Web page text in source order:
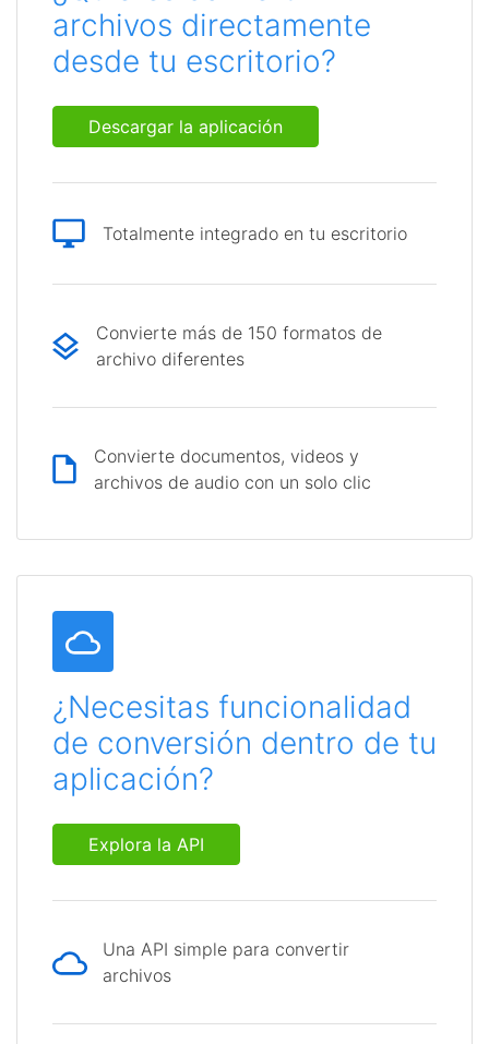
archivos directamente
desde tu escritorio?
Descargar la aplicación
Totalmente integrado en tu escritorio
Convierte más de 150 formatos de
archivo diferentes
Convierte documentos, videos y
archivos de audio con un solo clic
¿Necesitas funcionalidad
de conversión dentro de tu
aplicación?
Explora la API
Una API simple para convertir
archivos